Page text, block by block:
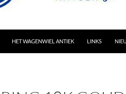
HET WAGENWIEL ANTIEK LINKS